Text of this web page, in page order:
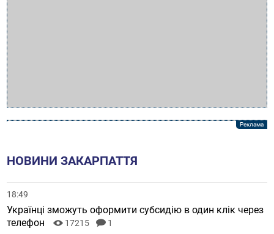
НОВИНИ ЗАКАРПАТТЯ
18:49
Українці зможуть оформити субсидію в один клік через
телефон
17215 1